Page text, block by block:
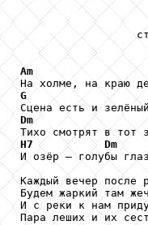
Am
G
Dm
H7
Dm
И озёр – голубы
Каждый вечер после
Будем жаркий там
И с реки к нам
Пара леших и их